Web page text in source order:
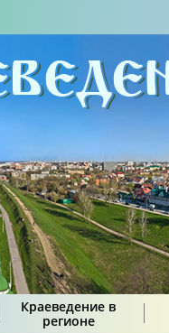
Краеведение в
регионе